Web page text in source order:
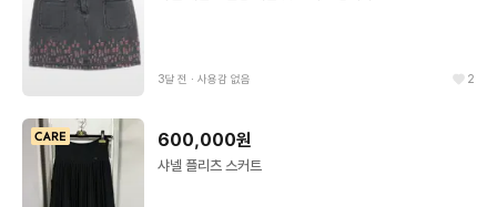
3달 전 ∙ 사용감 없음 2
600,000원
샤넬 플리츠 스커트